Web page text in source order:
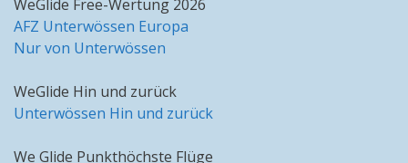
WeGlide Free-Wertung 2026
AFZ Unterwössen Europa
Nur von Unterwössen
WeGlide Hin und zurück
Unterwössen Hin und zurück
We Glide Punkthöchste Flüge